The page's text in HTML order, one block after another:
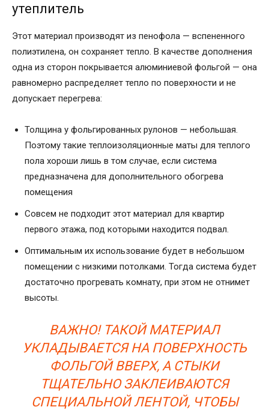
утеплитель
Этот материал производят из пенофола — вспененного
полиэтилена, он сохраняет тепло. В качестве дополнения
одна из сторон покрывается алюминиевой фольгой — она
равномерно распределяет тепло по поверхности и не
допускает перегрева:
Толщина у фольгированных рулонов — небольшая.
Поэтому такие теплоизоляционные маты для теплого
пола хороши лишь в том случае, если система
предназначена для дополнительного обогрева
помещения
Совсем не подходит этот материал для квартир
первого этажа, под которыми находится подвал.
Оптимальным их использование будет в небольшом
помещении с низкими потолками. Тогда система будет
достаточно прогревать комнату, при этом не отнимет
высоты.
ВАЖНО! ТАКОЙ МАТЕРИАЛ
УКЛАДЫВАЕТСЯ НА ПОВЕРХНОСТЬ
ФОЛЬГОЙ ВВЕРХ, А СТЫКИ
ТЩАТЕЛЬНО ЗАКЛЕИВАЮТСЯ
СПЕЦИАЛЬНОЙ ЛЕНТОЙ, ЧТОБЫ